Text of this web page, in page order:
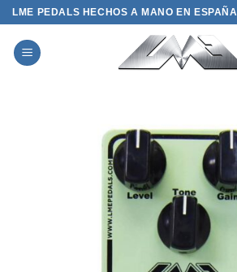
Saltar
contenido
LME PEDALS HECHOS A MANO EN ESPAÑA